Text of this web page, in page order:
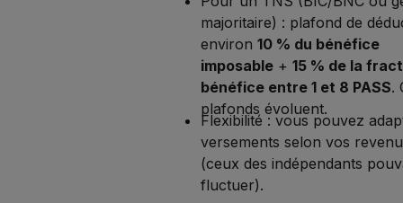
majoritaire) : plafond de
environ 10 % du bénéfice
imposable+ 15 % de la
bénéfice entre 1 et 8 PASS.
plafonds évoluent.
Flexibilité : vous pouvez
versements selon vos
(ceux des indépendants
fluctuer).